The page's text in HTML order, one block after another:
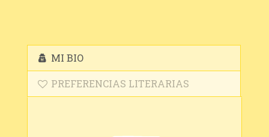
MI BIO
PREFERENCIAS LITERARIAS